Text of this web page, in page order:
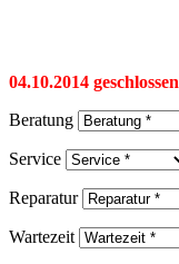
04.10.2014 geschlossen
Beratung
Service
Reparatur
Wartezeit